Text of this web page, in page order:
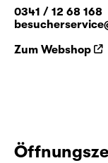
0341 / 12 68 168
Zum Webshop